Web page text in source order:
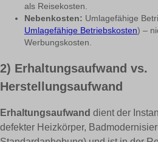
als Reisekosten.
Nebenkosten: Umlagefähige
Umlagefähige Betriebskosten) –
Werbungskosten.
2) Erhaltungsaufwand vs.
Herstellungsaufwand
Erhaltungsaufwand dient der
defekter Heizkörper,